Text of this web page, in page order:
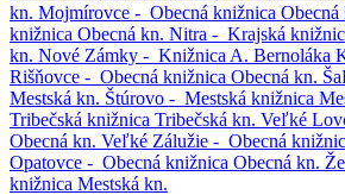
kn. Mojmírovce - Obecná knižnica Obecná
knižnica Obecná kn. Nitra - Krajská
kn. Nové Zámky - Knižnica A. Bernoláka
Rišňovce - Obecná knižnica Obecná kn.
Mestská kn. Štúrovo - Mestská knižnica
Tribečská knižnica Tribečská kn. Veľké
Obecná kn. Veľké Zálužie - Obecná
Opatovce - Obecná knižnica Obecná kn.
knižnica Mestská kn.